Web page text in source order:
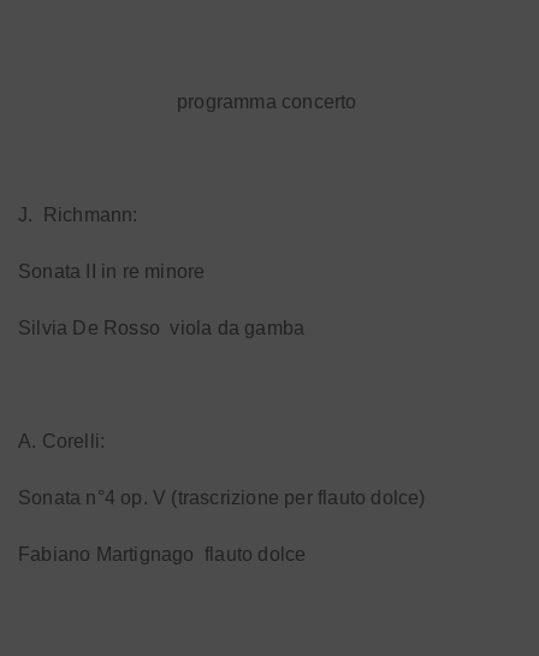
programma concerto
J. Richmann:
Sonata II in re minore
Silvia De Rosso viola da gamba
A. Corelli:
Sonata n°4 op. V (trascrizione per flauto dolce)
Fabiano Martignago flauto dolce